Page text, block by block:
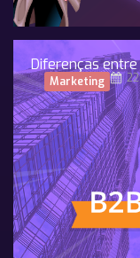
Diferenças
Marketing